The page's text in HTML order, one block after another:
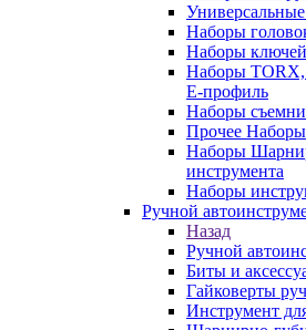
Наборы
Наборы ключей
Наборы
E-профиль
Наборы
Прочее Наборы
Наборы
инструмента
Наборы
Ручной
Назад
Ручной
Биты и
Гайковерты
Инструмент